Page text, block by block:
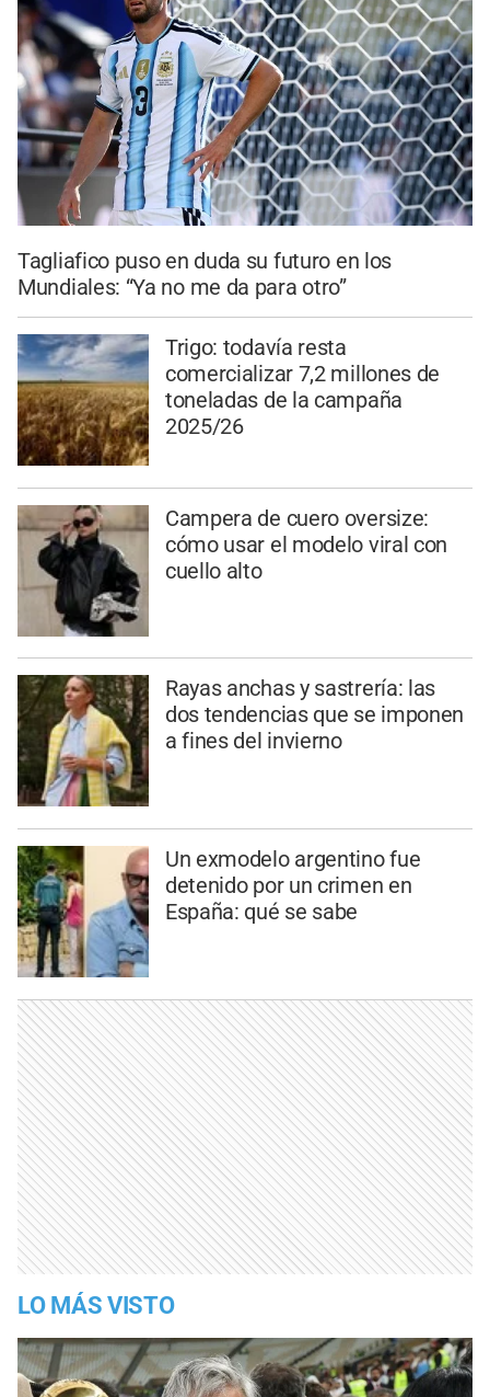
Tagliafico puso en duda su futuro en los
Mundiales: “Ya no me da para otro”
Trigo: todavía resta
comercializar 7,2 millones de
toneladas de la campaña
2025/26
Campera de cuero oversize:
cómo usar el modelo viral con
cuello alto
Rayas anchas y sastrería: las
dos tendencias que se imponen
a fines del invierno
Un exmodelo argentino fue
detenido por un crimen en
España: qué se sabe
LO MÁS VISTO